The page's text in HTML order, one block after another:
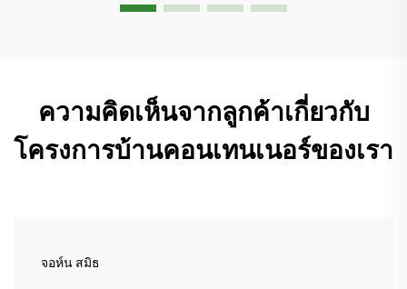
ความคิดเห็นจากลูกค้าเกี่ยวกับ
โครงการบ้านคอนเทนเนอร์ของเรา
จอห์น สมิธ